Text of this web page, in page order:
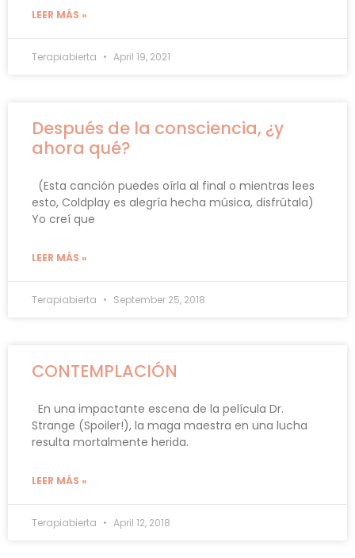
LEER MÁS »
Terapiabierta April 19, 2021
Después de la consciencia, ¿y
ahora qué?
(Esta canción puedes oírla al final o mientras lees
esto, Coldplay es alegría hecha música, disfrútala)
Yo creí que
LEER MÁS »
Terapiabierta September 25, 2018
CONTEMPLACIÓN
En una impactante escena de la película Dr.
Strange (Spoiler!), la maga maestra en una lucha
resulta mortalmente herida.
LEER MÁS »
Terapiabierta April 12, 2018